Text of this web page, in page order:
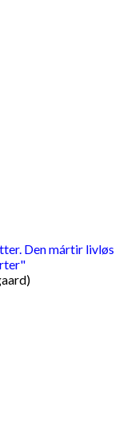
Den mártir livløs